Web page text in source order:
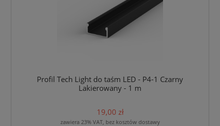
Profil Tech Light do taśm LED - P4-1 Czarny
Lakierowany - 1 m
19,00 zł
zawiera 23% VAT, bez kosztów dostawy